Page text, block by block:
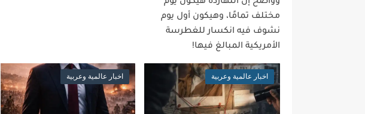
مختلف تمامًا، وهيكون أول يوم
نشوف فيه انكسار للغطرسة
الأمريكية المبالغ فيها!
اخبار عالمية وعربية اخبار عالمية وعربية